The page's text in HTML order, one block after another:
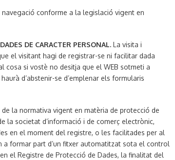
navegació conforme a la legislació vigent en
DE CARACTER PERSONAL. La visita i
el visitant hagi de registrar-se ni facilitar dada
cosa si vostè no desitja que el WEB sotmeti a
d’abstenir-se d’emplenar els formularis
la normativa vigent en matèria de protecció de
la societat d’informació i de comerç electrònic,
en el moment del registre, o les facilitades per al
a formar part d’un fitxer automatitzat sota el control
en el Registre de Protecció de Dades, la finalitat del